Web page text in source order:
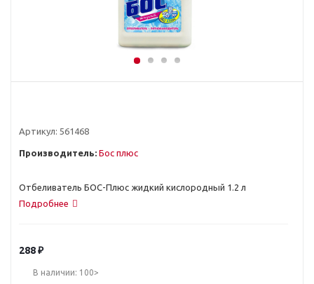
Артикул: 561468
Производитель: Бос плюс
Отбеливатель БОС-Плюс жидкий кислородный 1.2 л
Подробнее
288₽
В наличии: 100>